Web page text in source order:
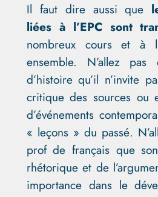
Il faut dire aussi que
liées à l’EPC sont
nombreux cours et à
ensemble. N’allez
d’histoire qu’il n’invite
critique des sources ou
d’événements
« leçons » du passé.
prof de français que
rhétorique et de
importance dans le